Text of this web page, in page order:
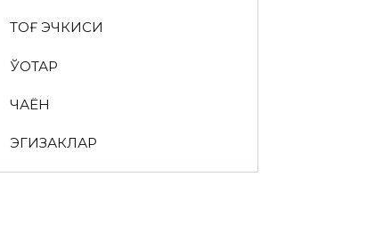
ТОҒ ЭЧКИСИ
ЎҚОТАР
ЧАЁН
ЭГИЗАКЛАР